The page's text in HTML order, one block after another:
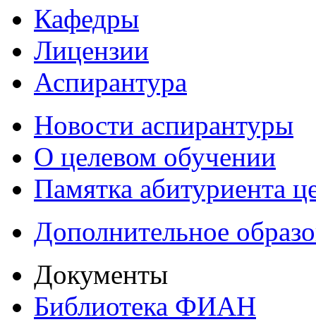
Кафедры
Лицензии
Аспирантура
Новости аспирантуры
О целевом обучении
Памятка абитуриента
Дополнительное
Документы
Библиотека ФИАН